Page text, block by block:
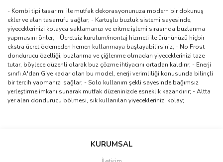
- Kombi tipi tasarımı ile mutfak dekorasyonunuza modern bir dokunuş
ekler ve alan tasarrufu sağlar; - Kartuşlu buzluk sistemi sayesinde,
yiyeceklerinizi kolayca saklamanızı ve eritme işlemi sırasında buzlanma
yapmasını önler; - Ücretsiz kurulum/montaj hizmeti ile ürününüzü hiçbir
ekstra ücret ödemeden hemen kullanmaya başlayabilirsiniz; - No Frost
dondurucu özelliği, buzlanma ve çiğlenme olmadan yiyeceklerinizi taze
tutar, böylece düzenli olarak buz çözme ihtiyacını ortadan kaldırır; - Enerji
sınıfı A'dan G'ye kadar olan bu model, enerji verimliliği konusunda bilinçli
bir tercih yapmanızı sağlar; - Solo kullanım şekli sayesinde bağımsız
yerleştirme imkanı sunarak mutfak düzeninizde esneklik kazandırır; - Altta
yer alan dondurucu bölmesi, sık kullanılan yiyeceklerinizi kolay;
Bu ürüne ilk yorumu siz yapın!
KURUMSAL